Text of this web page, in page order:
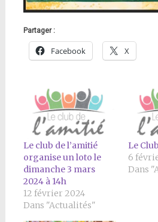
Partager :
Facebook X
Le club de l’amitié
organise un loto le
dimanche 3 mars
2024 à 14h
12 février 2024
Dans "Actualités"
Le
6
Dans